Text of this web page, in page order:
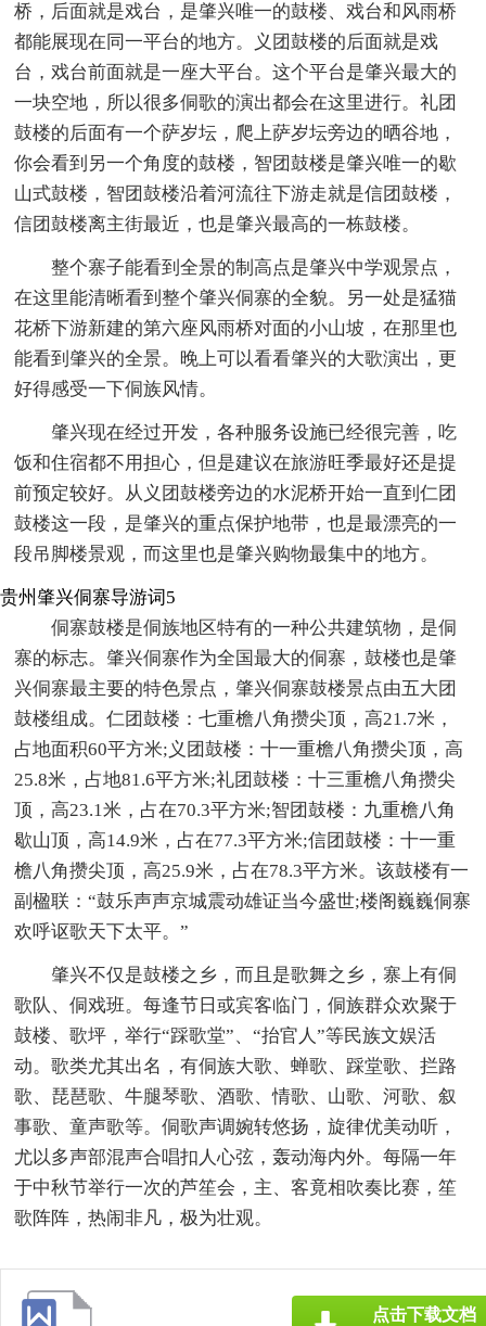
桥，后面就是戏台，是肇兴唯一的鼓楼、戏台和风雨桥
都能展现在同一平台的地方。义团鼓楼的后面就是戏
台，戏台前面就是一座大平台。这个平台是肇兴最大的
一块空地，所以很多侗歌的演出都会在这里进行。礼团
鼓楼的后面有一个萨岁坛，爬上萨岁坛旁边的晒谷地，
你会看到另一个角度的鼓楼，智团鼓楼是肇兴唯一的歇
山式鼓楼，智团鼓楼沿着河流往下游走就是信团鼓楼，
信团鼓楼离主街最近，也是肇兴最高的一栋鼓楼。
整个寨子能看到全景的制高点是肇兴中学观景点，
在这里能清晰看到整个肇兴侗寨的全貌。另一处是猛猫
花桥下游新建的第六座风雨桥对面的小山坡，在那里也
能看到肇兴的全景。晚上可以看看肇兴的大歌演出，更
好得感受一下侗族风情。
肇兴现在经过开发，各种服务设施已经很完善，吃
饭和住宿都不用担心，但是建议在旅游旺季最好还是提
前预定较好。从义团鼓楼旁边的水泥桥开始一直到仁团
鼓楼这一段，是肇兴的重点保护地带，也是最漂亮的一
段吊脚楼景观，而这里也是肇兴购物最集中的地方。
贵州肇兴侗寨导游词5
侗寨鼓楼是侗族地区特有的一种公共建筑物，是侗
寨的标志。肇兴侗寨作为全国最大的侗寨，鼓楼也是肇
兴侗寨最主要的特色景点，肇兴侗寨鼓楼景点由五大团
鼓楼组成。仁团鼓楼：七重檐八角攒尖顶，高21.7米，
占地面积60平方米;义团鼓楼：十一重檐八角攒尖顶，高
25.8米，占地81.6平方米;礼团鼓楼：十三重檐八角攒尖
顶，高23.1米，占在70.3平方米;智团鼓楼：九重檐八角
歇山顶，高14.9米，占在77.3平方米;信团鼓楼：十一重
檐八角攒尖顶，高25.9米，占在78.3平方米。该鼓楼有一
副楹联：“鼓乐声声京城震动雄证当今盛世;楼阁巍巍侗寨
欢呼讴歌天下太平。”
肇兴不仅是鼓楼之乡，而且是歌舞之乡，寨上有侗
歌队、侗戏班。每逢节日或宾客临门，侗族群众欢聚于
鼓楼、歌坪，举行“踩歌堂”、“抬官人”等民族文娱活
动。歌类尤其出名，有侗族大歌、蝉歌、踩堂歌、拦路
歌、琵琶歌、牛腿琴歌、酒歌、情歌、山歌、河歌、叙
事歌、童声歌等。侗歌声调婉转悠扬，旋律优美动听，
尤以多声部混声合唱扣人心弦，轰动海内外。每隔一年
于中秋节举行一次的芦笙会，主、客竟相吹奏比赛，笙
歌阵阵，热闹非凡，极为壮观。
点击下载文档